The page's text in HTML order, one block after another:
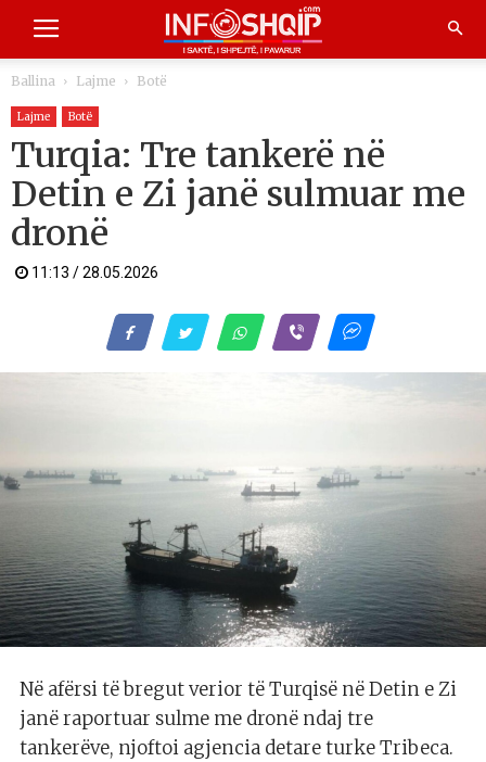
Ballina Lajme Botë
Lajme Botë
Turqia: Tre tankerë në
Detin e Zi janë sulmuar me
dronë
11:13 / 28.05.2026
Në afërsi të bregut verior të Turqisë në Detin e Zi
janë raportuar sulme me dronë ndaj tre
tankerëve, njoftoi agjencia detare turke Tribeca.